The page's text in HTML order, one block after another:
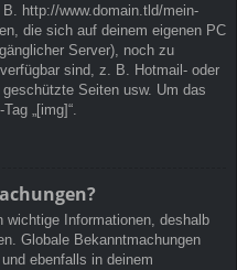
http://www.domain.tld/mein-
die sich auf deinem eigenen PC
Server), noch zu
sind, z. B. Hotmail- oder
Seiten usw. Um das
„[img]“.
wichtige Informationen, deshalb
Globale Bekanntmachungen
ebenfalls in deinem